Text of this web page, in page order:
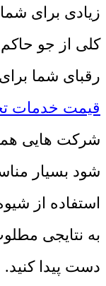
زیادی برای
کلی از جو
رقبای شما
قیمت خدمات
شرکت هایی
شود بسیار
استفاده از
به نتایجی
دست پیدا